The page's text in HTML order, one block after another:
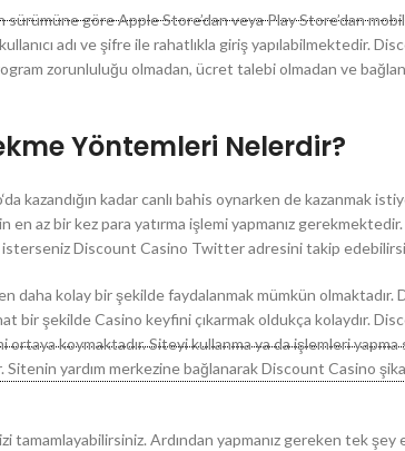
göre Apple Store’dan veya Play Store’dan
adı ve şifre ile rahatlıkla giriş yapılabilmektedir.
zorunluluğu olmadan, ücret talebi olmadan ve
Yöntemleri Nelerdir?
kazandığın kadar canlı bahis oynarken de kazanmak
az bir kez para yatırma işlemi yapmanız gerekmektedir.
isterseniz Discount Casino Twitter adresini takip
daha kolay bir şekilde faydalanmak mümkün olmaktadır.
bir şekilde Casino keyfini çıkarmak oldukça kolaydır.
koymaktadır. Siteyi kullanma ya da işlemleri yapma
Sitenin yardım merkezine bağlanarak Discount Casino
tamamlayabilirsiniz. Ardından yapmanız gereken tek şey